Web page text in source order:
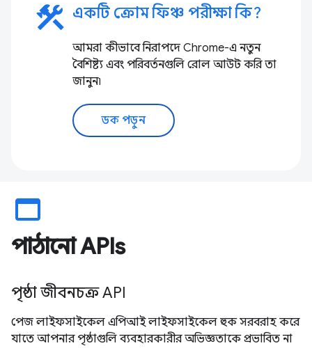
construction একটি ক্রোম ফিঞ্চ পরীক্ষা কি?
আমরা কীভাবে নিরাপদে Chrome-এ নতুন
বৈশিষ্ট্য এবং পরিবর্তনগুলি রোল আউট করি তা
জানুন৷
ডক পড়ুন
web_asset
পাঠানো APIs
পৃষ্ঠা জীবনচক্র API
পেজ লাইফসাইকেল এপিআই লাইফসাইকেল হুক সরবরাহ করে
যাতে আপনার পৃষ্ঠাগুলি ব্যবহারকারীর অভিজ্ঞতাকে প্রভাবিত না